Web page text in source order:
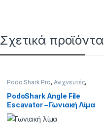
Σχετικά προϊόντα
Podo Shark Pro, Ανιχνευτές,
PodoShark Angle File
Escavator – Γωνιακή Λίμα
& Εκσκαφέας Ποδολογίας
14,2cm